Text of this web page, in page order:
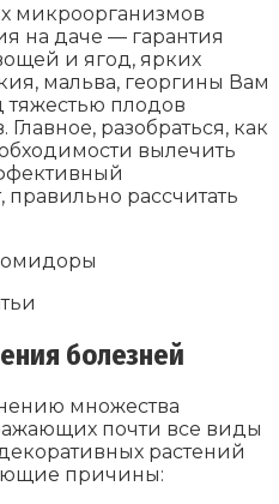
микроорганизмов
на даче — гарантия
и ягод, ярких
мальва, георгины Вам
тяжестью плодов
разобраться, как
вылечить
рассчитать
болезней
множества
почти все виды
растений
причины: